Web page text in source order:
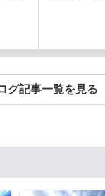
グ記事一覧を見る